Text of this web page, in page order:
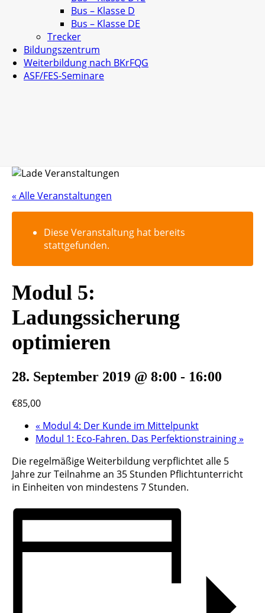
Bus – Klasse D
Bus – Klasse DE
Trecker
Bildungszentrum
Weiterbildung nach BKrFQG
ASF/FES-Seminare
« Alle Veranstaltungen
Diese Veranstaltung hat bereits
stattgefunden.
Modul 5:
Ladungssicherung
optimieren
28. September 2019 @ 8:00 - 16:00
€85,00
« Modul 4: Der Kunde im Mittelpunkt
Modul 1: Eco-Fahren. Das Perfektionstraining»
Die regelmäßige Weiterbildung verpflichtet alle 5
Jahre zur Teilnahme an 35 Stunden Pflichtunterricht
in Einheiten von mindestens 7 Stunden.